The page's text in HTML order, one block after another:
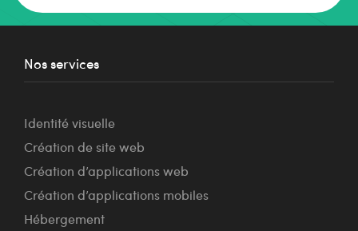
Nos services
Identité visuelle
Création de site web
Création d’applications web
Création d’applications mobiles
Hébergement